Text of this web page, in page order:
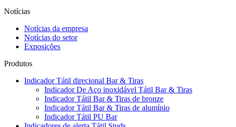
Notícias
Notícias da empresa
Notícias do setor
Exposições
Produtos
Indicador Tátil direcional Bar & Tiras
Indicador De Aço inoxidável Tátil Bar & Tiras
Indicador Tátil Bar & Tiras de bronze
Indicador Tátil Bar & Tiras de alumínio
Indicador Tátil PU Bar